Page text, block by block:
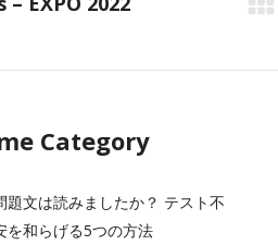
Category
題文は読みましたか？ テスト不
を和らげる5つの方法